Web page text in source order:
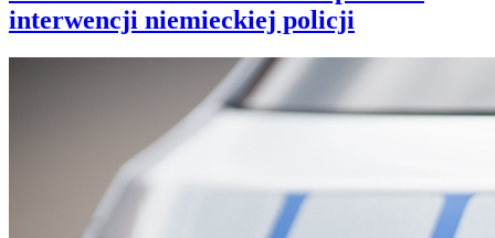
interwencji niemieckiej policji